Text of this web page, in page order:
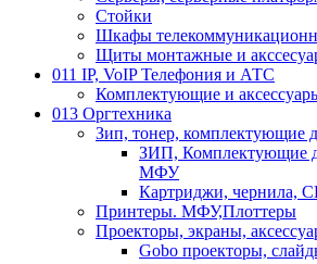
Стойки
Шкафы
Щиты монтажные и
011 IP, VoIP Телефония и АТС
Комплектующие и
013 Оргтехника
Зип, тонер, комплектующие
ЗИП, Комплектующие
МФУ
Картриджи, чернила,
Принтеры. МФУ,Плоттеры
Проекторы, экраны,
Gobo проекторы,